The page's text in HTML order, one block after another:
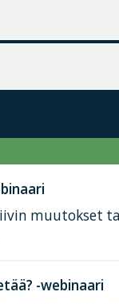
muutokset
-webinaari